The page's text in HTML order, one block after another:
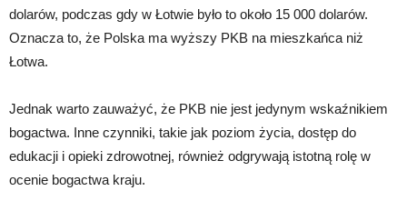
dolarów, podczas gdy w Łotwie było to około 15 000 dolarów.
Oznacza to, że Polska ma wyższy PKB na mieszkańca niż
Łotwa.
Jednak warto zauważyć, że PKB nie jest jedynym wskaźnikiem
bogactwa. Inne czynniki, takie jak poziom życia, dostęp do
edukacji i opieki zdrowotnej, również odgrywają istotną rolę w
ocenie bogactwa kraju.